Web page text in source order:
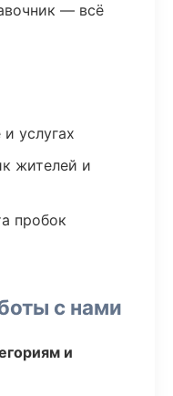
— всё
услугах
жителей и
пробок
с нами
и